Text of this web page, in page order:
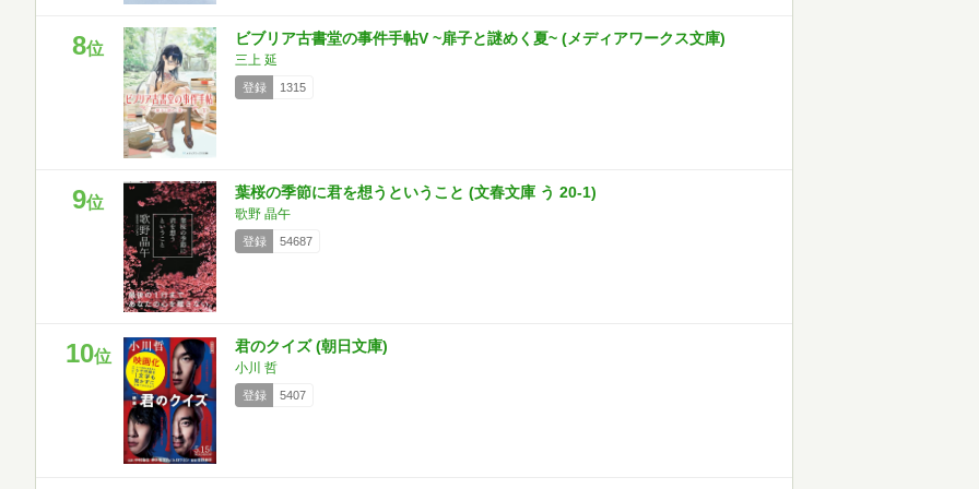
8位
ビブリア古書堂の事件手帖V ~扉子と謎めく夏~ (メディアワークス文庫)
三上 延
登録 1315
9位
葉桜の季節に君を想うということ (文春文庫 う 20-1)
歌野 晶午
登録 54687
10位
君のクイズ (朝日文庫)
小川 哲
登録 5407